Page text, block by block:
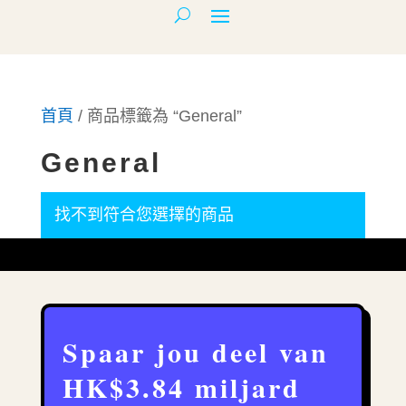
首頁 / 商品標籤為 “General”
General
找不到符合您選擇的商品
Spaar jou deel van
HK$3.84 miljard